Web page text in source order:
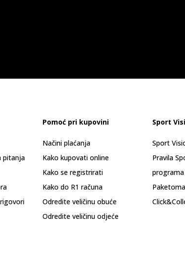
pitanja
Pomoć pri kupovini
Načini plaćanja
Kako kupovati online
Kako se registrirati
Kako do R1 računa
Odredite veličinu obuće
Odredite veličinu odjeće
Sport
Sport
Pravila
programa